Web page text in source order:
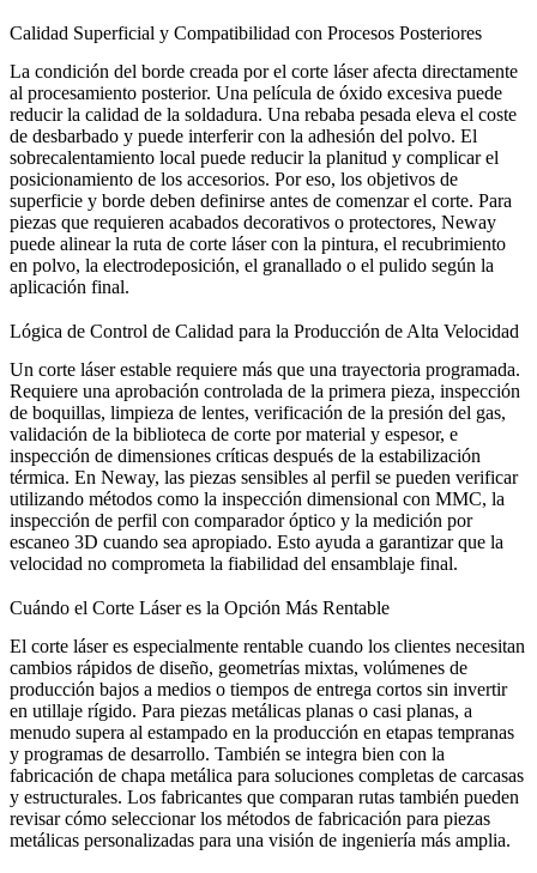
Calidad Superficial y Compatibilidad con Procesos Posteriores
La condición del borde creada por el corte láser afecta directamente
al procesamiento posterior. Una película de óxido excesiva puede
reducir la calidad de la soldadura. Una rebaba pesada eleva el coste
de desbarbado y puede interferir con la adhesión del polvo. El
sobrecalentamiento local puede reducir la planitud y complicar el
posicionamiento de los accesorios. Por eso, los objetivos de
superficie y borde deben definirse antes de comenzar el corte. Para
piezas que requieren acabados decorativos o protectores, Neway
puede alinear la ruta de corte láser con la pintura, el recubrimiento
en polvo, la electrodeposición, el granallado o el pulido según la
aplicación final.
Lógica de Control de Calidad para la Producción de Alta Velocidad
Un corte láser estable requiere más que una trayectoria programada.
Requiere una aprobación controlada de la primera pieza, inspección
de boquillas, limpieza de lentes, verificación de la presión del gas,
validación de la biblioteca de corte por material y espesor, e
inspección de dimensiones críticas después de la estabilización
térmica. En Neway, las piezas sensibles al perfil se pueden verificar
utilizando métodos como la inspección dimensional con MMC, la
inspección de perfil con comparador óptico y la medición por
escaneo 3D cuando sea apropiado. Esto ayuda a garantizar que la
velocidad no comprometa la fiabilidad del ensamblaje final.
Cuándo el Corte Láser es la Opción Más Rentable
El corte láser es especialmente rentable cuando los clientes necesitan
cambios rápidos de diseño, geometrías mixtas, volúmenes de
producción bajos a medios o tiempos de entrega cortos sin invertir
en utillaje rígido. Para piezas metálicas planas o casi planas, a
menudo supera al estampado en la producción en etapas tempranas
y programas de desarrollo. También se integra bien con la
fabricación de chapa metálica para soluciones completas de carcasas
y estructurales. Los fabricantes que comparan rutas también pueden
revisarcómo seleccionar los métodos de fabricación para piezas
metálicas personalizadas para una visión de ingeniería más amplia.